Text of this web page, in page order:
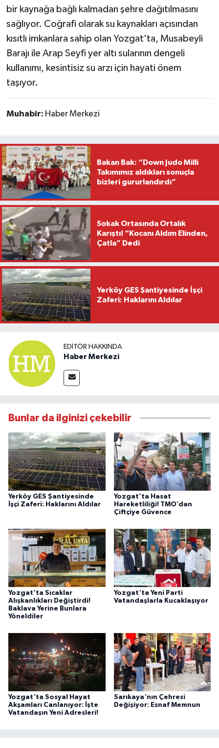
bir kaynağa bağlı kalmadan şehre dağıtılmasını
sağlıyor. Coğrafi olarak su kaynakları açısından
kısıtlı imkanlara sahip olan Yozgat'ta, Musabeyli
Barajı ile Arap Seyfi yer altı sularının dengeli
kullanımı, kesintisiz su arzı için hayati önem
taşıyor.
Muhabir: Haber Merkezi
Bakan Bak: “Down Judo Milli
Takımımız aldıkları sonuçla
bizleri gururlandırdı”
Sokak Ortasında Ortalık
Karıştı! “Kocanı Aldım Elinden,
Çatla” Dedi
Yerköy GES Şantiyesinde İşçi
Zaferi: Haklarını Aldılar
EDITÖR HAKKINDA
Haber Merkezi
Bunlar da ilginizi çekebilir
Yerköy GES Şantiyesinde
İşçi Zaferi: Haklarını Aldılar
Yozgat’ta Hasat
Hareketliliği! TMO’dan
Çiftçiye Güvence
Yozgat’ta Sıcaklar
Alışkanlıkları Değiştirdi!
Baklava Yerine Bunlara
Yöneldiler
Yozgat'ta Yeni Parti
Vatandaşlarla Kucaklaşıyor
Yozgat'ta Sosyal Hayat
Akşamları Canlanıyor: İşte
Vatandaşın Yeni Adresleri!
Sarıkaya'nın Çehresi
Değişiyor: Esnaf Memnun